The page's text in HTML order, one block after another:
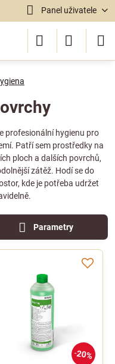
Panel uživatele
profesionální hygienu pro
Patří sem prostředky na
ploch a dalších povrchů,
zátěž. Hodí se do
kde je potřeba udržet
Parametry
20%